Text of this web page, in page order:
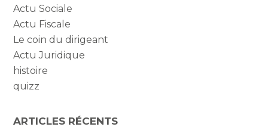
Actu Sociale
Actu Fiscale
Le coin du dirigeant
Actu Juridique
histoire
quizz
ARTICLES RÉCENTS